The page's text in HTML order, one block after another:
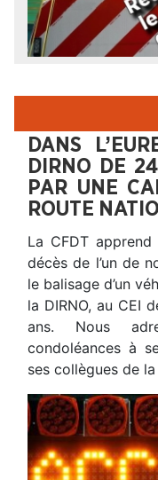
DANS
DIRNO DE
PAR UNE
ROUTE
La CFDT
décès de l’un de
le balisage d’un
la DIRNO, au CEI
ans. Nous
condoléances à
ses collègues de la